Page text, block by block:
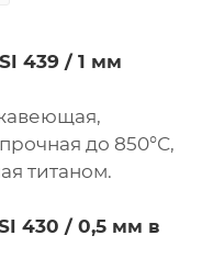
439 / 1 мм
до 850°С,
титаном.
430 / 0,5 мм в